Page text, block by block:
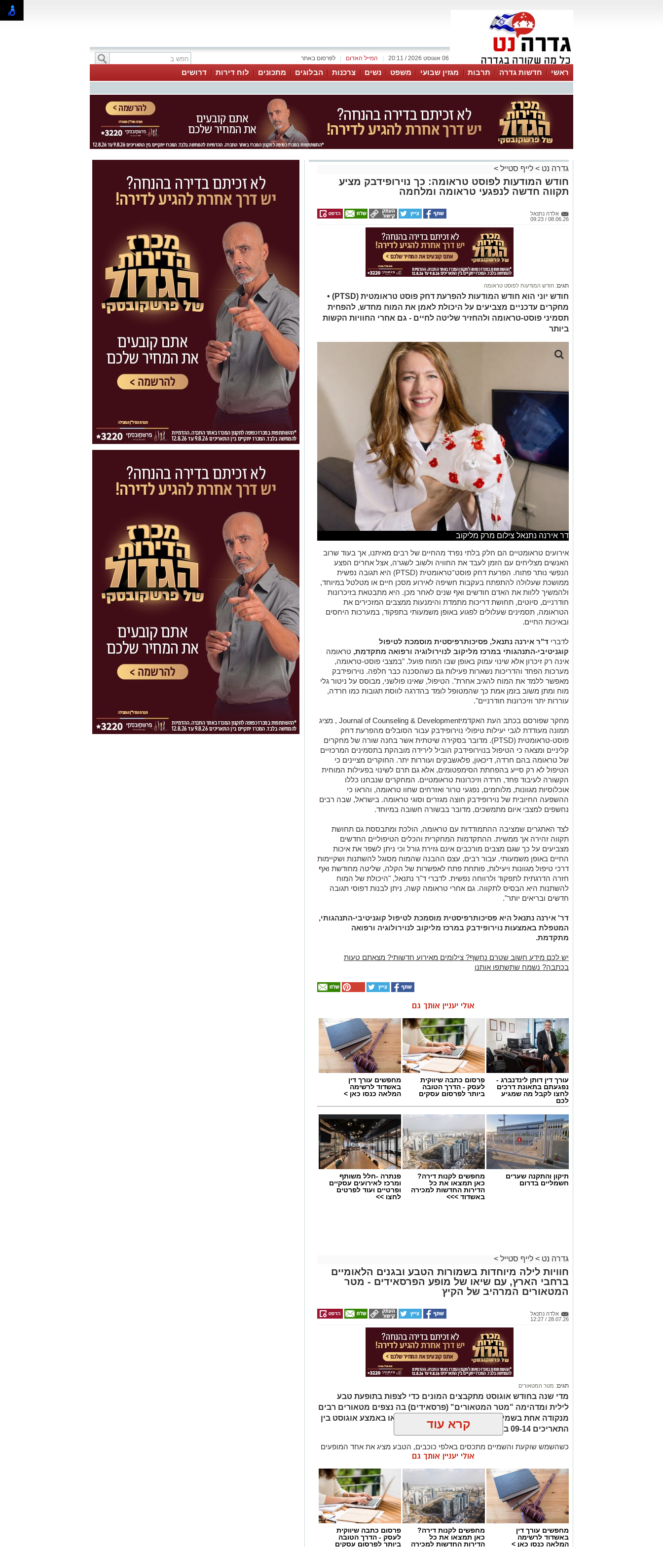
לפרסום באתר המייל האדום 06 אוגוסט 2026 / 20:11
ראשי חדשות גדרה תרבות מגזין שבועי משפט נשים צרכנות הבלוגים מתכונים לוח דירות דרושים
גדרה נט > לייף סטייל >
חודש המודעות לפוסט טראומה: כך נוירופידבק מציע
תקווה חדשה לנפגעי טראומה ומלחמה
אלדה נתנאל
08.06.26 / 09:23
תגים: חודש המודעות לפוסט טראומה
חודש יוני הוא חודש המודעות להפרעת דחק פוסט טראומטית (PTSD) •
מחקרים עדכניים מצביעים על היכולת לאמן את המוח מחדש, להפחית
תסמיני פוסט-טראומה ולהחזיר שליטה לחיים - גם אחרי החוויות הקשות
ביותר
דר אירנה נתנאל צילום מרק מליקוב
אירועים טראומטיים הם חלק בלתי נפרד מהחיים של רבים מאיתנו, אך בעוד שרוב
האנשים מצליחים עם הזמן לעבד את החוויה ולשוב לשגרה, אצל אחרים הפצע
הנפשי נותר פתוח. הפרעת דחק פוסט־טראומטית (PTSD) היא תגובה נפשית
ממושכת שעלולה להתפתח בעקבות חשיפה לאירוע מסכן חיים או מטלטל במיוחד,
ולהמשיך ללוות את האדם חודשים ואף שנים לאחר מכן. היא מתבטאת בזיכרונות
חודרניים, סיוטים, תחושת דריכות מתמדת והימנעות ממצבים המזכירים את
הטראומה, תסמינים שעלולים לפגוע באופן משמעותי בתפקוד, במערכות היחסים
ובאיכות החיים.
לדברי ד"ר אירנה נתנאל, פסיכותרפיסטית מוסמכת לטיפול
קוגניטיבי-התנהגותי במרכז מליקוב לנוירולוגיה ורפואה מתקדמת, טראומה
אינה רק זיכרון אלא שינוי עמוק באופן שבו המוח פועל. "במצבי פוסט-טראומה,
מערכות הפחד והדריכות נשארות פעילות גם כשהסכנה כבר חלפה. נוירופידבק
מאפשר ללמד את המוח להגיב אחרת". הטיפול, שאינו פולשני, מבוסס על ניטור גלי
מוח ומתן משוב בזמן אמת כך שהמטופל לומד בהדרגה לווסת תגובות כמו חרדה,
עוררות יתר וזיכרונות חודרניים".
מחקר שפורסם בכתב העת האקדמיJournal of Counseling & Development , מציג
תמונה מעודדת לגבי יעילות טיפולי נוירופידבק עבור הסובלים מהפרעת דחק
פוסט-טראומטית (PTSD). מדובר בסקירה שיטתית אשר בחנה שורה של מחקרים
קליניים ומצאה כי הטיפול בנוירופידבק הוביל לירידה מובהקת בתסמינים המרכזיים
של טראומה בהם חרדה, דיכאון, פלאשבקים ועוררות יתר. החוקרים מציינים כי
הטיפול לא רק סייע בהפחתת הסימפטומים, אלא גם תרם לשינוי בפעילות המוחית
הקשורה לעיבוד פחד, חרדה וזיכרונות טראומטיים. המחקרים שנבחנו כללו
אוכלוסיות מגוונות, מלוחמים, נפגעי טרור ואזרחים שחוו טראומה, והראו כי
ההשפעה החיובית של נוירופידבק חוצה מגזרים וסוגי טראומה. בישראל, שבה רבים
נחשפים למצבי איום מתמשכים, מדובר בבשורה חשובה במיוחד.
לצד האתגרים שמציבה ההתמודדות עם טראומה, הולכת ומתבססת גם תחושת
תקווה זהירה אך ממשית. ההתקדמות המחקרית והכלים הטיפוליים החדשים
מצביעים על כך שגם מצבים מורכבים אינם גזירת גורל וכי ניתן לשפר את איכות
החיים באופן משמעותי. עבור רבים, עצם ההבנה שהמוח מסוגל להשתנות ושקיימות
דרכי טיפול מגוונות ויעילות, פותחת פתח לאפשרות של הקלה, שליטה מחודשת ואף
חזרה הדרגתית לתפקוד ולרווחה נפשית. לדברי ד"ר נתנאל, "היכולת של המוח
להשתנות היא הבסיס לתקווה. גם אחרי טראומה קשה, ניתן לבנות דפוסי תגובה
חדשים ובריאים יותר".
דר' אירנה נתנאל היא פסיכותרפיסטית מוסמכת לטיפול קוגניטיבי-התנהגותי,
המטפלת באמצעות נוירופידבק במרכז מליקוב לנוירולוגיה ורפואה
מתקדמת.
יש לכם מידע חשוב שטרם נחשף? צילומים מאירוע חדשותי? מצאתם טעות
בכתבה? נשמח שתשתפו אותנו
אולי יעניין אותך גם
עורך דין דותן לינדנברג -
נפגעתם בתאונת דרכים
לחצו לקבל מה שמגיע
לכם
פרסום כתבה שיווקית
לעסק - הדרך הטובה
ביותר לפרסום עסקים
מחפשים עורך דין
באשדוד לרשימה
המלאה כנסו כאן >
תיקון והתקנה שערים
חשמליים בדרום
מחפשים לקנות דירה?
כאן תמצאו את כל
הדירות החדשות למכירה
באשדוד >>>
פנתרה -חלל משותף
ומרכז לאירועים עסקיים
ופרטיים ועוד לפרטים
לחצו >>
גדרה נט > לייף סטייל >
חוויות לילה מיוחדות בשמורות הטבע ובגנים הלאומיים
ברחבי הארץ, עם שיאו של מופע הפרסאידים - מטר
המטאורים המרהיב של הקיץ
אלדה נתנאל
28.07.26 / 12:27
תגים: מטר המטאורים
מדי שנה בחודש אוגוסט מתקבצים המונים כדי לצפות בתופעת טבע
לילית ומדהימה "מטר המטאורים" (פרסאידים) בה נצפים מטאורים רבים
מנקודה אחת בשמי הלילה. השנה המטר מגיע לשיאו באמצע אוגוסט בין
התאריכים 09-14 באוגוסט 2026.
כשהשמש שוקעת והשמיים מתכסים באלפי כוכבים, הטבע מציג את אחד המופעים
המרהיבים של השנה - מטר הפרסאידים. זו ההזדמנות לעצור לרגע, להתרחק
לכת, ערפיליות וסיפורי חלל.
מטר הפרסאידים, מתרחש כתוצאה ממפגש כדור הארץ עם השובל של כוכב השביט
סוויפט-טאטל, הוא נחשב כמטר גדול במיוחד שבו ניתן לראות מטאורים רבים בלי
שימוש באמצעי ראייה. בשיא המטר, קצב המטאורים הנראים מגיע ל-80 עד 100
מטאורים בשעה.
רשות הטבע והגנים מזמינה אתכם ללילות קסומים תחת כיפת השמיים, עם חוויות
קרא עוד
אולי יעניין אותך גם
מחפשים עורך דין
באשדוד לרשימה
המלאה כנסו כאן >
מחפשים לקנות דירה?
כאן תמצאו את כל
הדירות החדשות למכירה
פרסום כתבה שיווקית
לעסק - הדרך הטובה
ביותר לפרסום עסקים